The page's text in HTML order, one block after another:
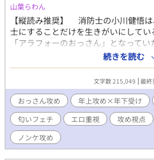
山葉らわん
【縦読み推奨】 消防士の小川健悟
士にすることだけを生きがいにして
「アラフォーのおっさん」となって
一緒に合コンに行っていた救急隊員、
少し肩身の狭い思いをしている。 あ
が健悟の勤務先にやってきた。主演
の現場を学びたいのだと云う。「役
す！」と健人は言うが、健悟は、健人
信じられなかった。芸能界という華や
る命の現場とでは、住む世界が違う
場で健人にちょっかいをかける。しか
とで、健悟と健人は急接近してゆくこ
続きを読む
文字数 215,049 最終
おっさん攻め 年上攻め×年下受け
匂いフェチ
エロ重視 攻め視点
ノンケ攻め